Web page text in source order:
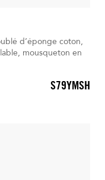
d’éponge coton,
mousqueton en
S79YMSH